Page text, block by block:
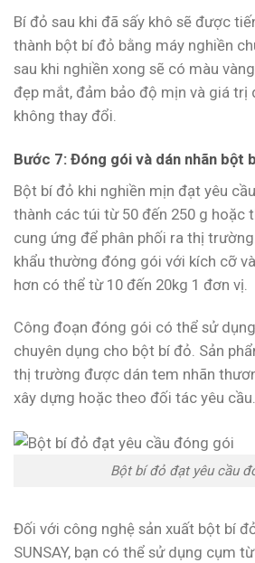
Bí đỏ sau khi đã sấy khô sẽ được
thành bột bí đỏ bằng máy nghiền
sau khi nghiền xong sẽ có màu
đẹp mắt, đảm bảo độ mịn và giá trị
không thay đổi.
Bước 7: Đóng gói và dán nhãn bột
Bột bí đỏ khi nghiền mịn đạt yêu
thành các túi từ 50 đến 250 g hoặc
cung ứng để phân phối ra thị
khẩu thường đóng gói với kích cỡ
hơn có thể từ 10 đến 20kg 1 đơn vị.
Công đoạn đóng gói có thể sử
chuyên dụng cho bột bí đỏ. Sản
thị trường được dán tem nhãn
xây dựng hoặc theo đối tác yêu cầu.
Bột bí đỏ đạt yêu cầu
Đối với công nghệ sản xuất bột bí
SUNSAY, bạn có thể sử dụng cụm từ